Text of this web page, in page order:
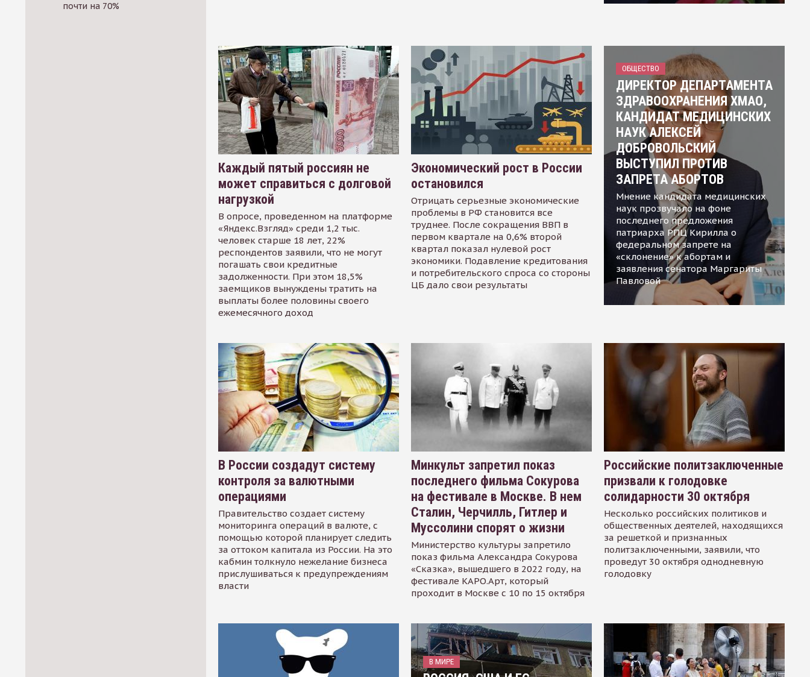
почти на 70%
Каждый пятый россиян не
может справиться с долговой
нагрузкой
В опросе, проведенном на платформе
«Яндекс.Взгляд» среди 1,2 тыс.
человек старше 18 лет, 22%
респондентов заявили, что не могут
погашать свои кредитные
задолженности. При этом 18,5%
заемщиков вынуждены тратить на
выплаты более половины своего
ежемесячного доход
Экономический рост в России
остановился
Отрицать серьезные экономические
проблемы в РФ становится все
труднее. После сокращения ВВП в
первом квартале на 0,6% второй
квартал показал нулевой рост
экономики. Подавление кредитования
и потребительского спроса со стороны
ЦБ дало свои результаты
ОБЩЕСТВО
ДИРЕКТОР ДЕПАРТАМЕНТА
ЗДРАВООХРАНЕНИЯ ХМАО,
КАНДИДАТ МЕДИЦИНСКИХ
НАУК АЛЕКСЕЙ
ДОБРОВОЛЬСКИЙ
ВЫСТУПИЛ ПРОТИВ
ЗАПРЕТА АБОРТОВ
Мнение кандидата медицинских
наук прозвучало на фоне
последнего предложения
патриарха РПЦ Кирилла о
федеральном запрете на
«склонение» к абортам и
заявления сенатора Маргариты
Павловой
В России создадут систему
контроля за валютными
операциями
Правительство создает систему
мониторинга операций в валюте, с
помощью которой планирует следить
за оттоком капитала из России. На это
кабмин толкнуло нежелание бизнеса
прислушиваться к предупреждениям
власти
Минкульт запретил показ
последнего фильма Сокурова
на фестивале в Москве. В нем
Сталин, Черчилль, Гитлер и
Муссолини спорят о жизни
Министерство культуры запретило
показ фильма Александра Сокурова
«Сказка», вышедшего в 2022 году, на
фестивале КАРО.Арт, который
проходит в Москве с 10 по 15 октября
Российские политзаключенные
призвали к голодовке
солидарности 30 октября
Несколько российских политиков и
общественных деятелей, находящихся
за решеткой и признанных
политзаключенными, заявили, что
проведут 30 октября однодневную
голодовку
В МИРЕ